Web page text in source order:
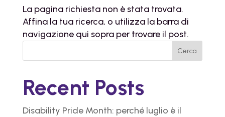
La pagina richiesta non è stata trovata.
Affina la tua ricerca, o utilizza la barra di
navigazione qui sopra per trovare il post.
Cerca
Recent Posts
Disability Pride Month: perché luglio è il